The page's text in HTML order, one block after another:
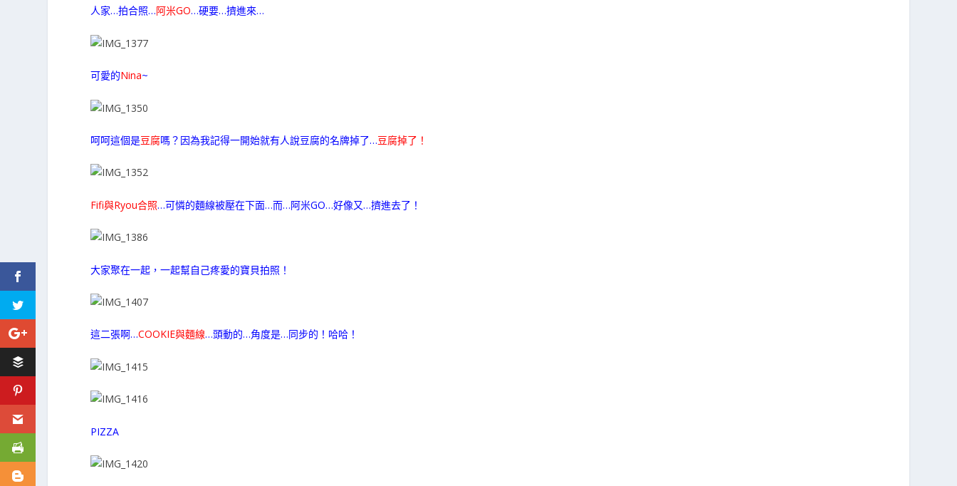
人家…拍合照…阿米GO…硬要…擠進來…
可愛的Nina~
呵呵這個是豆腐嗎？因為我記得一開始就有人說豆腐的名牌掉了…豆腐掉了！
Fifi與Ryou合照…可憐的麵線被壓在下面…而…阿米GO…好像又…擠進去了！
大家聚在一起，一起幫自己疼愛的寶貝拍照！
這二張啊…COOKIE與麵線…頭動的…角度是…同步的！哈哈！
PIZZA